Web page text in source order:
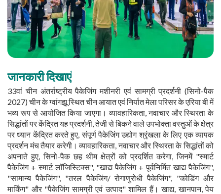
जानकारी दिखाएं
33वां चीन अंतर्राष्ट्रीय पैकेजिंग मशीनरी एवं सामग्री प्रदर्शनी (सिनो-पैक
2027) चीन के ग्वांगझू स्थित चीन आयात एवं निर्यात मेला परिसर के एरिया बी में
भव्य रूप से आयोजित किया जाएगा। व्यावहारिकता, नवाचार और स्थिरता के
सिद्धांतों पर केंद्रित यह प्रदर्शनी, तेजी से बिकने वाले उपभोक्ता वस्तुओं के क्षेत्र
पर ध्यान केंद्रित करते हुए, संपूर्ण पैकेजिंग उद्योग श्रृंखला के लिए एक व्यापक
प्रदर्शन मंच तैयार करेगी। व्यावहारिकता, नवाचार और स्थिरता के सिद्धांतों को
अपनाते हुए, सिनो-पैक छह थीम क्षेत्रों को प्रदर्शित करेगा, जिनमें "स्मार्ट
पैकेजिंग + स्मार्ट लॉजिस्टिक्स", "खाद्य पैकेजिंग + पूर्वनिर्मित खाद्य पैकेजिंग",
"सामान्य पैकेजिंग", "तरल पैकेजिंग/ रोगाणुरोधी पैकेजिंग", "कोडिंग और
मार्किंग" और "पैकेजिंग सामग्री एवं उत्पाद" शामिल हैं। खाद्य, खानपान, पेय